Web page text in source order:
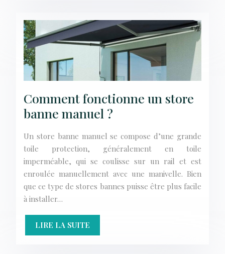
Comment fonctionne un store
banne manuel ?
Un store banne manuel se compose d’une grande
toile protection, généralement en toile
imperméable, qui se coulisse sur un rail et est
enroulée manuellement avec une manivelle. Bien
que ce type de stores bannes puisse être plus facile
à installer…
LIRE LA SUITE